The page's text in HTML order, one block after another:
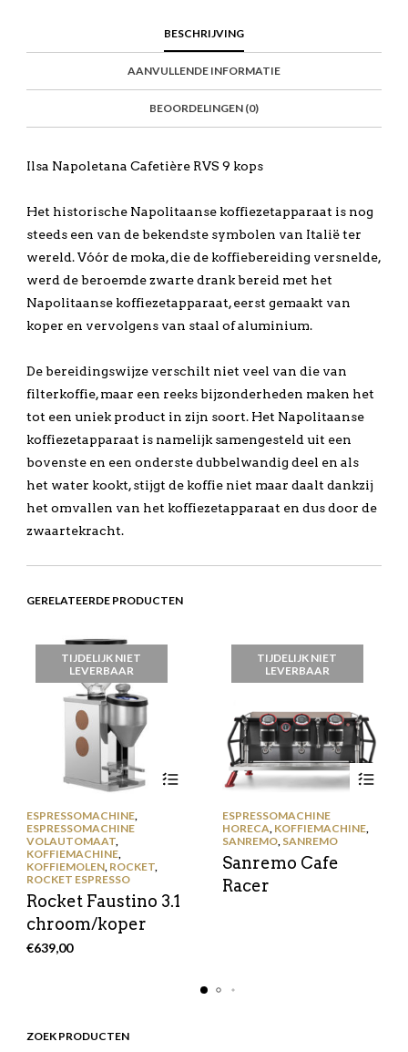
BESCHRIJVING
AANVULLENDE INFORMATIE
BEOORDELINGEN (0)
Ilsa Napoletana Cafetière RVS 9 kops
Het historische Napolitaanse koffiezetapparaat is nog
steeds een van de bekendste symbolen van Italië ter
wereld. Vóór de moka, die de koffiebereiding versnelde,
werd de beroemde zwarte drank bereid met het
Napolitaanse koffiezetapparaat, eerst gemaakt van
koper en vervolgens van staal of aluminium.
De bereidingswijze verschilt niet veel van die van
filterkoffie, maar een reeks bijzonderheden maken het
tot een uniek product in zijn soort. Het Napolitaanse
koffiezetapparaat is namelijk samengesteld uit een
bovenste en een onderste dubbelwandig deel en als
het water kookt, stijgt de koffie niet maar daalt dankzij
het omvallen van het koffiezetapparaat en dus door de
zwaartekracht.
GERELATEERDE PRODUCTEN
TIJDELIJK NIET
LEVERBAAR
ESPRESSOMACHINE,
ESPRESSOMACHINE
VOLAUTOMAAT,
KOFFIEMACHINE,
KOFFIEMOLEN, ROCKET,
ROCKET ESPRESSO
Rocket Faustino 3.1
chroom/koper
€639,00
TIJDELIJK NIET
LEVERBAAR
ESPRESSOMACHINE
HORECA, KOFFIEMACHINE,
SANREMO, SANREMO
Sanremo Cafe
Racer
ZOEK PRODUCTEN